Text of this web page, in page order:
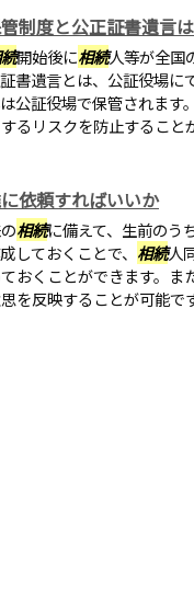
制度と公正証書遺言
開始後に相続人等が全国
書遺言とは、公証役場
公証役場で保管されます
るリスクを防止するこ
依頼すればいいか
相続に備えて、生前のう
しておくことで、 相続人
おくことができます。
を反映することが可能